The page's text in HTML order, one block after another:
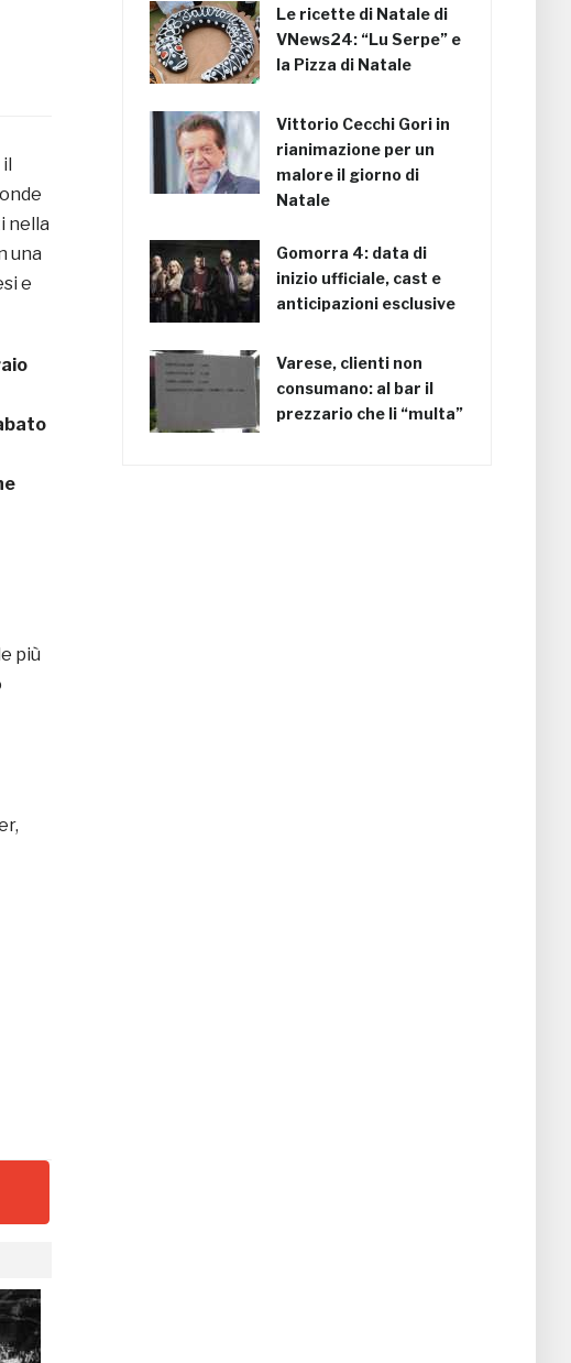
il
nella
una
e
più
Le ricette di Natale di
VNews24: “Lu Serpe” e
la Pizza di Natale
Vittorio Cecchi Gori in
rianimazione per un
malore il giorno di
Natale
Gomorra 4: data di
inizio ufficiale, cast e
anticipazioni esclusive
Varese, clienti non
consumano: al bar il
prezzario che li “multa”